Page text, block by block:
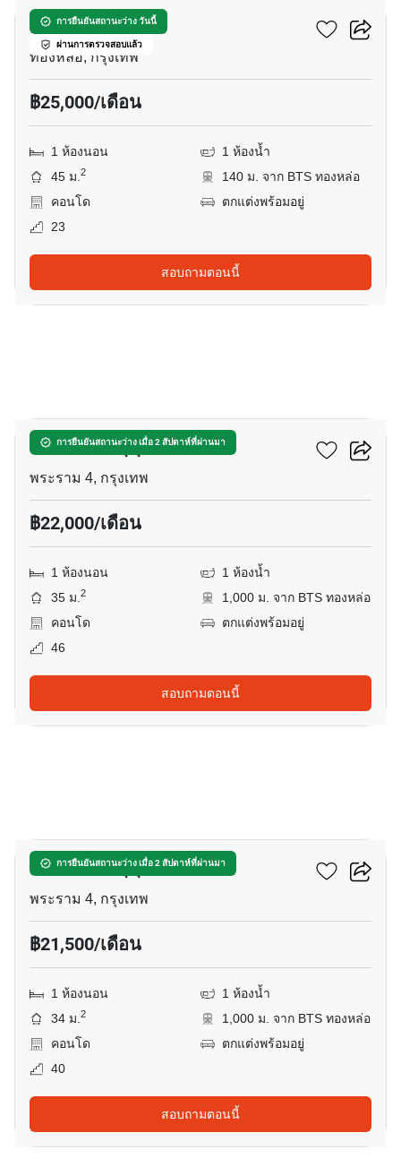
การยืนยันสถานะว่าง วันนี้
ผ่านการตรวจสอบแล้ว
โนเบิล รีมิกซ์
ทองหล่อ, กรุงเทพ
฿25,000/เดือน
1 ห้องนอน
1 ห้องน้ำ
45 ม.2
140 ม. จาก BTS ทองหล่อ
คอนโด
ตกแต่งพร้อมอยู่
23
สอบถามตอนนี้
การยืนยันสถานะว่าง เมื่อ 2 สัปดาห์ที่ผ่านมา
โอกะ เฮ้าส์ สุขุมวิท 36
พระราม 4, กรุงเทพ
฿22,000/เดือน
1 ห้องนอน
1 ห้องน้ำ
35 ม.2
1,000 ม. จาก BTS ทองหล่อ
คอนโด
ตกแต่งพร้อมอยู่
46
สอบถามตอนนี้
การยืนยันสถานะว่าง เมื่อ 2 สัปดาห์ที่ผ่านมา
โอกะ เฮ้าส์ สุขุมวิท 36
พระราม 4, กรุงเทพ
฿21,500/เดือน
1 ห้องนอน
1 ห้องน้ำ
34 ม.2
1,000 ม. จาก BTS ทองหล่อ
คอนโด
ตกแต่งพร้อมอยู่
40
สอบถามตอนนี้